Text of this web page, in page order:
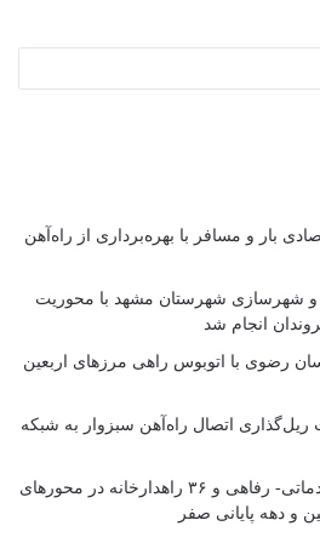
بار و مسافر با بهره‌برداری از راه‌آهن
و شهرسازی شهرستان مشهد با محوریت
انجام شد
از خراسان رضوی با اتوبوس راهی مرزهای اربعین
ریل‌گذاری اتصال راه‌آهن سبزوار به شبکه
خدمت رسانی ۷۵ مجتمع خدماتی- رفاهی و ۳۶ راهدارخانه در محورهای
و دهه پایانی صفر